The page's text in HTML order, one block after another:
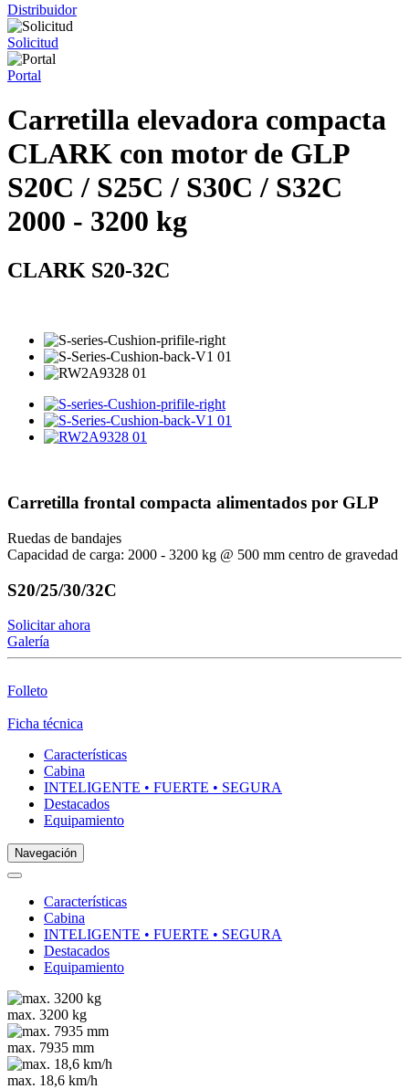
Distribuidor
Solicitud
Portal
Carretilla elevadora compacta
CLARK con motor de GLP
S20C / S25C / S30C / S32C
2000 - 3200 kg
CLARK S20-32C
Carretilla frontal compacta alimentados por GLP
Ruedas de bandajes
Capacidad de carga: 2000 - 3200 kg @ 500 mm centro de gravedad
S20/25/30/32C
Solicitar ahora
Galería
Folleto
Ficha técnica
Características
Cabina
INTELIGENTE • FUERTE • SEGURA
Destacados
Equipamiento
Navegación
Características
Cabina
INTELIGENTE • FUERTE • SEGURA
Destacados
Equipamiento
max. 3200 kg
max. 7935 mm
max. 18,6 km/h